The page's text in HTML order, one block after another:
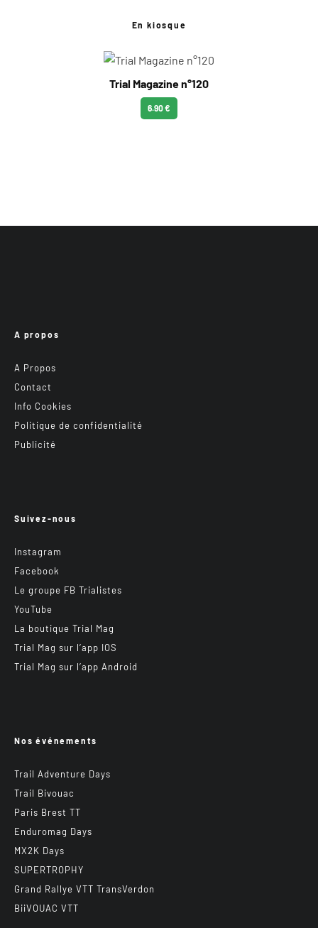
En kiosque
Trial Magazine n°120
6.90 €
A propos
A Propos
Contact
Info Cookies
Politique de confidentialité
Publicité
Suivez-nous
Instagram
Facebook
Le groupe FB Trialistes
YouTube
La boutique Trial Mag
Trial Mag sur l’app IOS
Trial Mag sur l’app Android
Nos événements
Trail Adventure Days
Trail Bivouac
Paris Brest TT
Enduromag Days
MX2K Days
SUPERTROPHY
Grand Rallye VTT TransVerdon
BiiVOUAC VTT